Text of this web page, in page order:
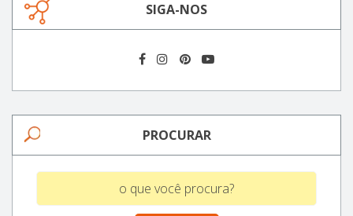
SIGA-NOS
PROCURAR